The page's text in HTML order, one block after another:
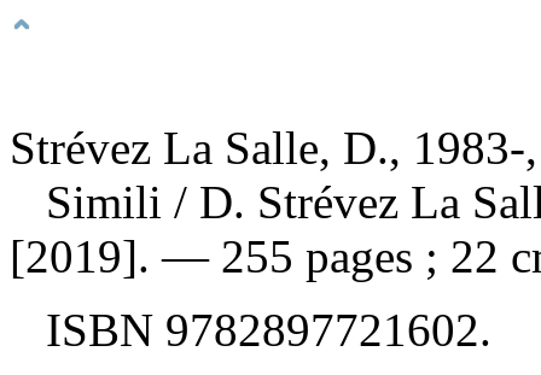
Strévez La Salle, D., 1983-
Simili / D. Strévez La
[2019]. — 255 pages ; 22
ISBN 9782897721602.